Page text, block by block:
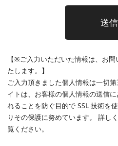
送信
【※ご入力いただいた情報は、お
たします。 】
ご入力頂きました個人情報は一切
イトは、お客様の個人情報の送信
れることを防ぐ目的で SSL 技術を
りその保護に努めています。 詳し
覧ください。